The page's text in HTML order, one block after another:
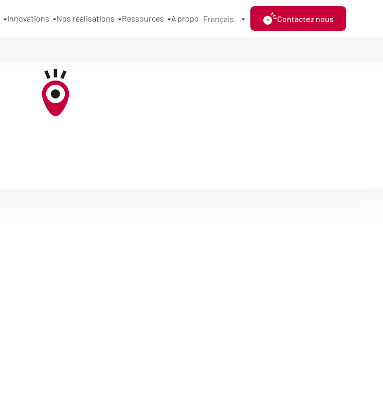
Innovations Nos réalisations Ressources A propos Français Contactez nous